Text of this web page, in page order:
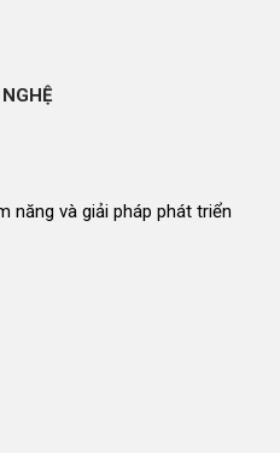
năng và giải pháp phát triển